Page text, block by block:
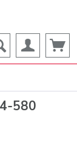
580